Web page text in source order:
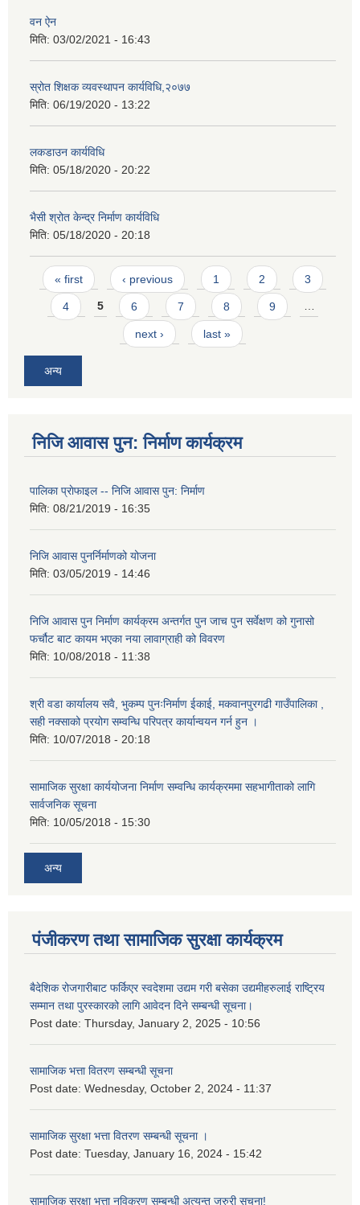
वन ऐन
मिति: 03/02/2021 - 16:43
स्रोत शिक्षक व्यवस्थापन कार्यविधि,२०७७
मिति: 06/19/2020 - 13:22
लकडाउन कार्यविधि
मिति: 05/18/2020 - 20:22
भैसी श्रोत केन्द्र निर्माण कार्यविधि
मिति: 05/18/2020 - 20:18
Pages
« first ‹ previous 1 2 3
4 5 6 7 8 9 …
next › last »
अन्य
निजि आवास पुन: निर्माण कार्यक्रम
पालिका प्राेफाइल -- निजि आवास पुन: निर्माण
मिति: 08/21/2019 - 16:35
निजि आवास पुनर्निर्माणको योजना
मिति: 03/05/2019 - 14:46
निजि आवास पुन निर्माण कार्यक्रम अन्तर्गत पुन जाच पुन सर्वेक्षण को गुनासो
फर्चौट बाट कायम भएका नया लावाग्राही को विवरण
मिति: 10/08/2018 - 11:38
श्री वडा कार्यालय सवै, भुकम्प पुनःनिर्माण ईकाई, मकवानपुरगढी गाउँपालिका ,
सही नक्साको प्रयोग सम्वन्धि परिपत्र कार्यान्वयन गर्न हुन ।
मिति: 10/07/2018 - 20:18
सामाजिक सुरक्षा कार्ययोजना निर्माण सम्वन्धि कार्यक्रममा सहभागीताको लागि
सार्वजनिक सूचना
मिति: 10/05/2018 - 15:30
अन्य
पंजीकरण तथा सामाजिक सुरक्षा कार्यक्रम
बैदेशिक रोजगारीबाट फर्किएर स्वदेशमा उद्यम गरी बसेका उद्यमीहरुलाई राष्‍ट्रिय
सम्मान तथा पुरस्कारको लागि आवेदन दिने सम्बन्धी सूचना।
Post date: Thursday, January 2, 2025 - 10:56
सामाजिक भत्ता वितरण सम्बन्धी सूचना
Post date: Wednesday, October 2, 2024 - 11:37
सामाजिक सुरक्षा भत्ता वितरण सम्बन्धी सूचना ।
Post date: Tuesday, January 16, 2024 - 15:42
सामाजिक सुरक्षा भत्ता नविकरण सम्बन्धी अत्यन्त जरुरी सूचना!